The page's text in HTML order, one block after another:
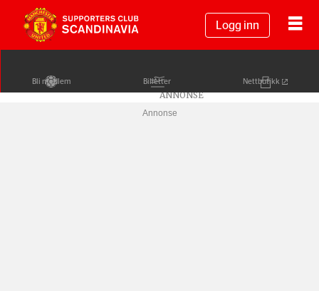
Logg inn
Bli medlem Billetter Nettbutikk
Annonse